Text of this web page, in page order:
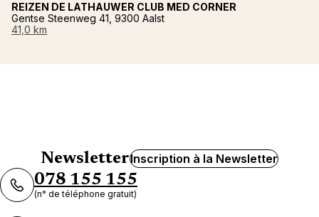
REIZEN DE LATHAUWER CLUB MED CORNER
Gentse Steenweg 41, 9300 Aalst
41,0 km
NewsletterInscription à la Newsletter
078 155 155
(n° de téléphone gratuit)